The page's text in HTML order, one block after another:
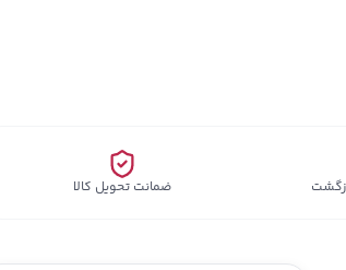
ضمانت تحویل کالا